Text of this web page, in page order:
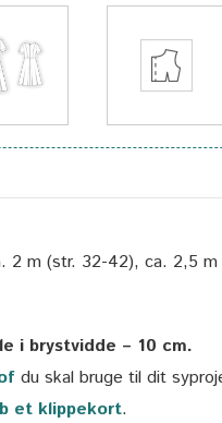
m (str. 32-42), ca. 2,5
i brystvidde – 10 cm.
du skal bruge til dit
et klippekort.